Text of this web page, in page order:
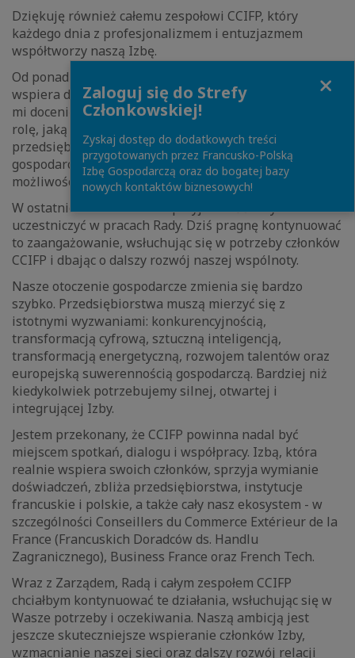
Dziękuję również całemu zespołowi CCIFP, który
każdego dnia z profesjonalizmem i entuzjazmem
współtworzy naszą Izbę.
Od ponad trzydziestu lat firma Auchan aktywnie
wspiera działania CCIFP. Ta wspólna historia pozwoliła
mi docenić bogactwo naszej społeczności oraz kluczową
rolę, jaką Izba odgrywa we wspieraniu francuskich
przedsiębiorstw w Polsce, rozwijaniu wymiany
gospodarczej między naszymi krajami oraz tworzeniu
możliwości współpracy.
W ostatnich latach miałem przyjemność aktywnie
uczestniczyć w pracach Rady. Dziś pragnę kontynuować
to zaangażowanie, wsłuchując się w potrzeby członków
CCIFP i dbając o dalszy rozwój naszej wspólnoty.
Nasze otoczenie gospodarcze zmienia się bardzo
szybko. Przedsiębiorstwa muszą mierzyć się z
istotnymi wyzwaniami: konkurencyjnością,
transformacją cyfrową, sztuczną inteligencją,
transformacją energetyczną, rozwojem talentów oraz
europejską suwerennością gospodarczą. Bardziej niż
kiedykolwiek potrzebujemy silnej, otwartej i
integrującej Izby.
Jestem przekonany, że CCIFP powinna nadal być
miejscem spotkań, dialogu i współpracy. Izbą, która
realnie wspiera swoich członków, sprzyja wymianie
doświadczeń, zbliża przedsiębiorstwa, instytucje
francuskie i polskie, a także cały nasz ekosystem - w
szczególności Conseillers du Commerce Extérieur de la
France (Francuskich Doradców ds. Handlu
Zagranicznego), Business France oraz French Tech.
Wraz z Zarządem, Radą i całym zespołem CCIFP
chciałbym kontynuować te działania, wsłuchując się w
Wasze potrzeby i oczekiwania. Naszą ambicją jest
jeszcze skuteczniejsze wspieranie członków Izby,
wzmacnianie naszej sieci oraz dalszy rozwój relacji
Zaloguj się do Strefy
Członkowskiej!
Zyskaj dostęp do dodatkowych treści
przygotowanych przez Francusko-Polską
Izbę Gospodarczą oraz do bogatej bazy
nowych kontaktów biznesowych!